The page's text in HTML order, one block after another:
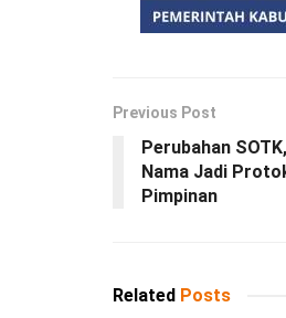
Previous Post
Perubahan
Nama Jadi
Pimpinan
Related Posts